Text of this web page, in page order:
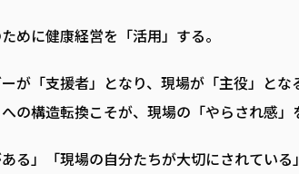
めに健康経営を「活用」する。
が「支援者」となり、現場が「主役」と
の構造転換こそが、現場の「やらされ感」
ある」「現場の自分たちが大切にされてい